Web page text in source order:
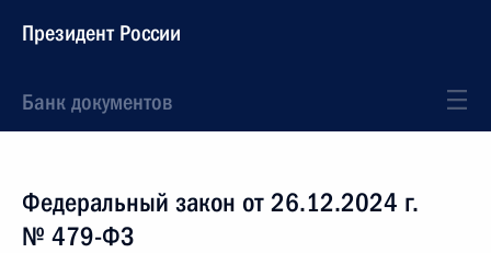
Президент России
Банк документов
Федеральный закон от 26.12.2024 г.
№ 479-ФЗ